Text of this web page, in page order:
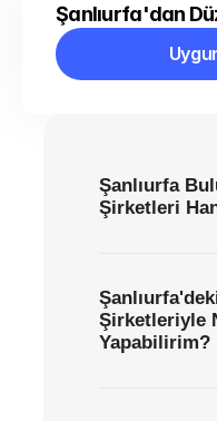
Şanlıurfa'dan
Şanlıurfa
Şirketleri
Şirketleriyle
Yapabilirim?